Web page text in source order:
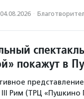
04.08.2026 ·
покажут в
III Рим (ТРЦ «Пушкино